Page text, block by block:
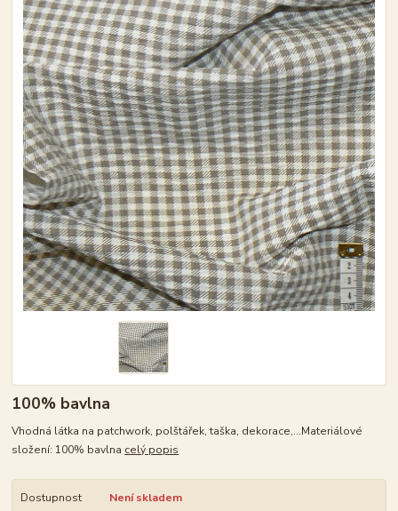
100% bavlna
Vhodná látka na patchwork, polštářek, taška, dekorace,...Materiálové
složení: 100% bavlna celý popis
Dostupnost Není skladem